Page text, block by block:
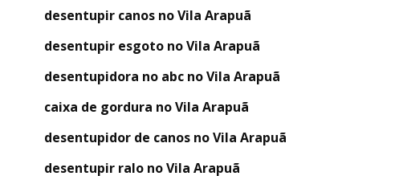
desentupir canos no Vila Arapuã
desentupir esgoto no Vila Arapuã
desentupidora no abc no Vila Arapuã
caixa de gordura no Vila Arapuã
desentupidor de canos no Vila Arapuã
desentupir ralo no Vila Arapuã